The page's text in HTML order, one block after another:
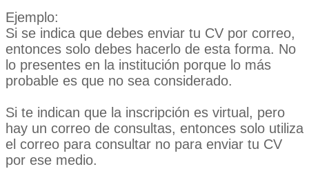
Ejemplo:
Si se indica que debes enviar tu CV por correo,
entonces solo debes hacerlo de esta forma. No
lo presentes en la institución porque lo más
probable es que no sea considerado.
Si te indican que la inscripción es virtual, pero
hay un correo de consultas, entonces solo utiliza
el correo para consultar no para enviar tu CV
por ese medio.